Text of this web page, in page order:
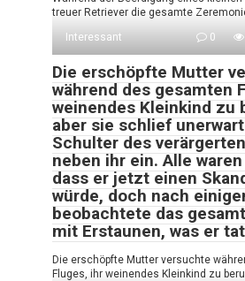
treuer Retriever die gesamte
Interessant
0
Die erschöpfte Mutter
während des gesamten
weinendes Kleinkind zu
aber sie schlief
Schulter des
neben ihr ein. Alle
dass er jetzt einen
würde, doch nach
beobachtete das
mit Erstaunen, was er
Die erschöpfte Mutter versuchte
Fluges, ihr weinendes Kleinkind zu